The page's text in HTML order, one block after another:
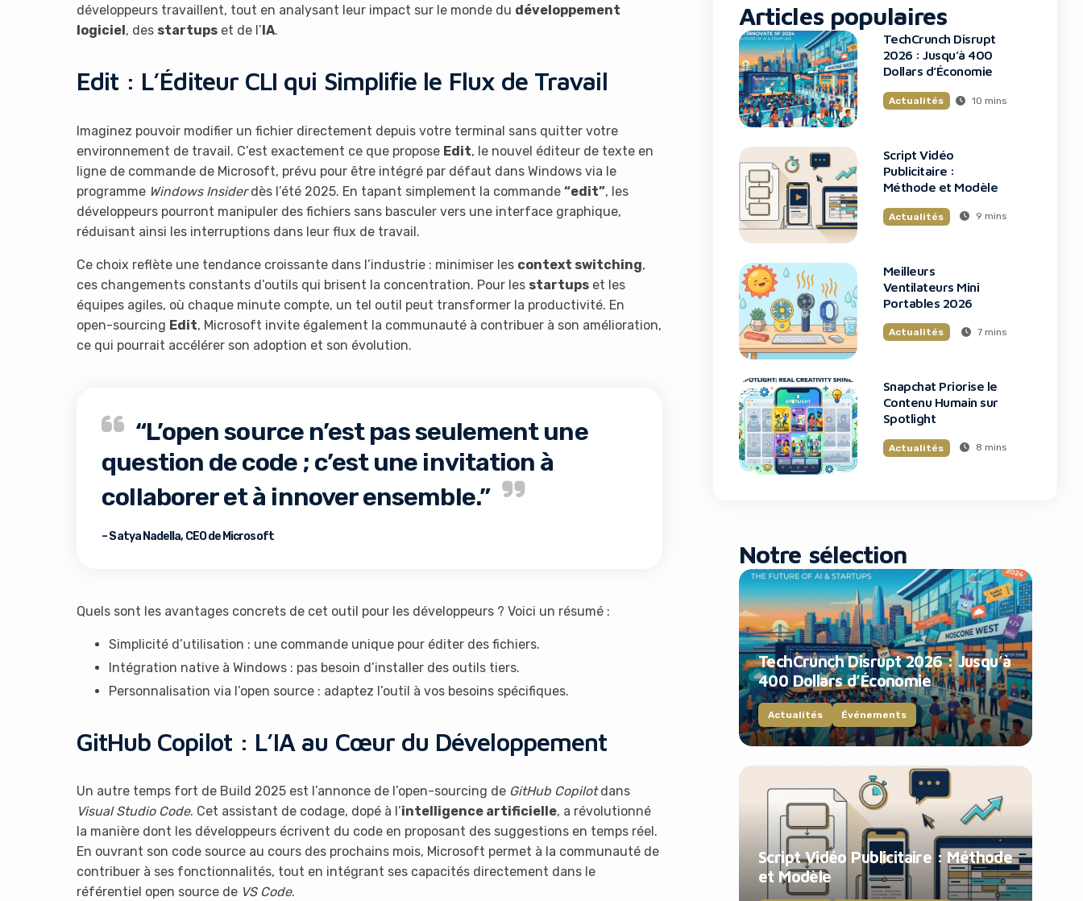
développeurs travaillent, tout en analysant leur impact sur le monde du développement
logiciel, des startupset de l’IA.
Edit : L’Éditeur CLI qui Simplifie le Flux de Travail
Imaginez pouvoir modifier un fichier directement depuis votre terminal sans quitter votre
environnement de travail. C’est exactement ce que propose Edit, le nouvel éditeur de texte en
ligne de commande de Microsoft, prévu pour être intégré par défaut dans Windows via le
programme Windows Insiderdès l’été 2025. En tapant simplement la commande “edit”, les
développeurs pourront manipuler des fichiers sans basculer vers une interface graphique,
réduisant ainsi les interruptions dans leur flux de travail.
Ce choix reflète une tendance croissante dans l’industrie : minimiser les context switching,
ces changements constants d’outils qui brisent la concentration. Pour les startupset les
équipes agiles, où chaque minute compte, un tel outil peut transformer la productivité. En
open-sourcing Edit, Microsoft invite également la communauté à contribuer à son amélioration,
ce qui pourrait accélérer son adoption et son évolution.
“L’open source n’est pas seulement une
question de code ; c’est une invitation à
collaborer et à innover ensemble.”
– Satya Nadella, CEO de Microsoft
Quels sont les avantages concrets de cet outil pour les développeurs ? Voici un résumé :
Simplicité d’utilisation : une commande unique pour éditer des fichiers.
Intégration native à Windows : pas besoin d’installer des outils tiers.
Personnalisation via l’open source : adaptez l’outil à vos besoins spécifiques.
GitHub Copilot : L’IA au Cœur du Développement
Un autre temps fort de Build 2025 est l’annonce de l’open-sourcing de GitHub Copilotdans
Visual Studio Code. Cet assistant de codage, dopé à l’intelligence artificielle, a révolutionné
la manière dont les développeurs écrivent du code en proposant des suggestions en temps réel.
En ouvrant son code source au cours des prochains mois, Microsoft permet à la communauté de
contribuer à ses fonctionnalités, tout en intégrant ses capacités directement dans le
référentiel open source de VS Code.
Articles populaires
TechCrunch Disrupt
2026 : Jusqu’à 400
Dollars d’Économie
Actualités 10 mins
Script Vidéo
Publicitaire :
Méthode et Modèle
Actualités 9 mins
Meilleurs
Ventilateurs Mini
Portables 2026
Actualités 7 mins
Snapchat Priorise le
Contenu Humain sur
Spotlight
Actualités 8 mins
Notre sélection
TechCrunch Disrupt 2026 : Jusqu’à
400 Dollars d’Économie
Actualités Événements
Script Vidéo Publicitaire : Méthode
et Modèle
It looks like you're using an ad-blocker!
Yes, I will turn off Ad-Blocker No Thanks